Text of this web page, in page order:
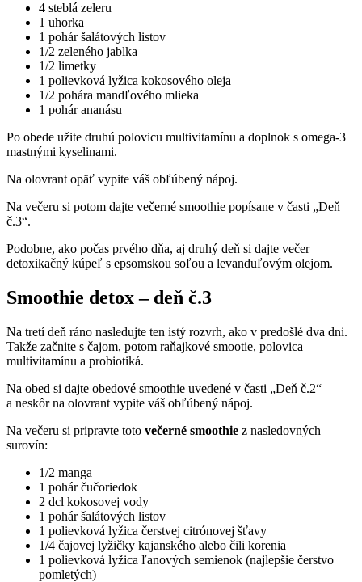
4 steblá zeleru
1 uhorka
1 pohár šalátových listov
1/2 zeleného jablka
1/2 limetky
1 polievková lyžica kokosového oleja
1/2 pohára mandľového mlieka
1 pohár ananásu
Po obede užite druhú polovicu multivitamínu a doplnok s omega-3
mastnými kyselinami.
Na olovrant opäť vypite váš obľúbený nápoj.
Na večeru si potom dajte večerné smoothie popísane v časti „Deň
č.3“.
Podobne, ako počas prvého dňa, aj druhý deň si dajte večer
detoxikačný kúpeľ s epsomskou soľou a levanduľovým olejom.
Smoothie detox – deň č.3
Na tretí deň ráno nasledujte ten istý rozvrh, ako v predošlé dva dni.
Takže začnite s čajom, potom raňajkové smootie, polovica
multivitamínu a probiotiká.
Na obed si dajte obedové smoothie uvedené v časti „Deň č.2“
a neskôr na olovrant vypite váš obľúbený nápoj.
Na večeru si pripravte toto večerné smoothie z nasledovných
surovín:
1/2 manga
1 pohár čučoriedok
2 dcl kokosovej vody
1 pohár šalátových listov
1 polievková lyžica čerstvej citrónovej šťavy
1/4 čajovej lyžičky kajanského alebo čili korenia
1 polievková lyžica ľanových semienok (najlepšie čerstvo
pomletých)